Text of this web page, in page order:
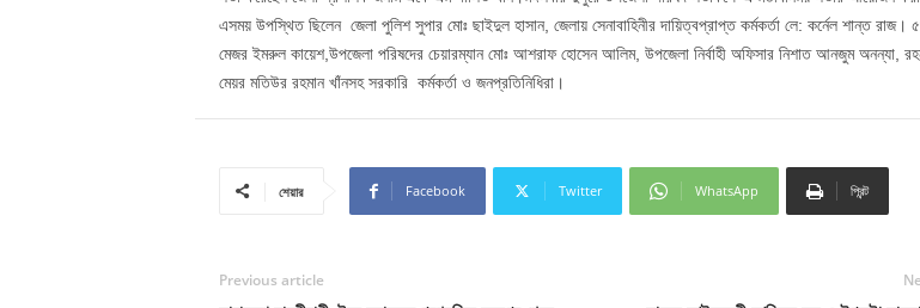
এসময় উপস্থিত ছিলেন জেলা পুলিশ সুপার মোঃ ছাইদুল হাসান, জেলায় সেনাবাহিনীর দায়িত্বপ্রাপ্ত কর্মকর্তা লে: কর্নেল শান্ত রাজ।
মেজর ইমরুল কায়েশ,উপজেলা পরিষদের চেয়ারম্যান মোঃ আশরাফ হোসেন আলিম, উপজেলা নির্বাহী অফিসার নিশাত আনজুম অনন্যা,
মেয়র মতিউর রহমান খাঁনসহ সরকারি কর্মকর্তা ও জনপ্রতিনিধিরা।
শেয়ার Facebook Twitter WhatsApp প্রিন্ট
Previous article